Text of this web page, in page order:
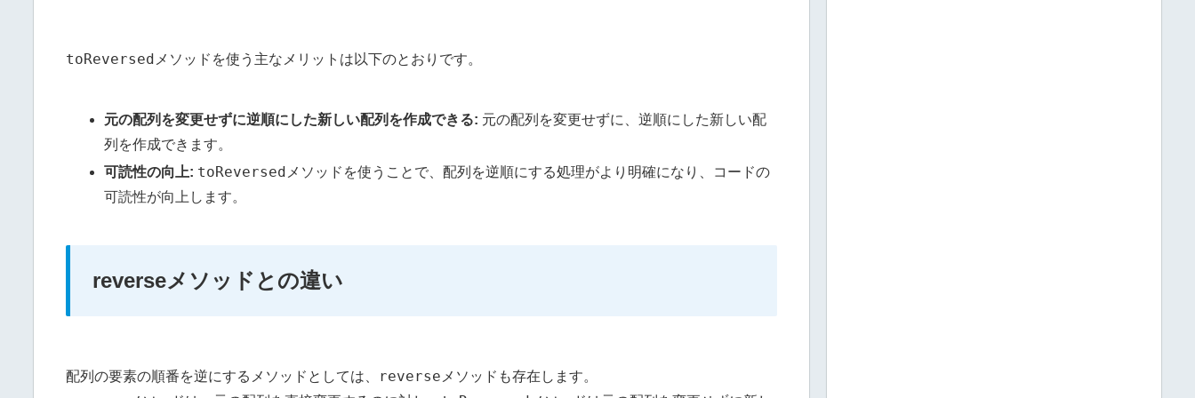
toReversed メソッドを使う主なメリットは以下のとおりです。
元の配列を変更せずに逆順にした新しい配列を作成できる: 元の配列を変更せずに、逆順にした新しい配
列を作成できます。
可読性の向上: toReversed メソッドを使うことで、配列を逆順にする処理がより明確になり、コードの
可読性が向上します。
reverseメソッドとの違い
配列の要素の順番を逆にするメソッドとしては、 reverse メソッドも存在します。